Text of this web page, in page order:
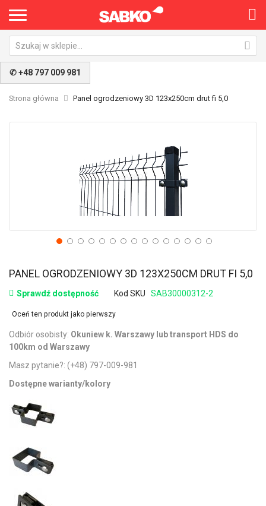
✆ +48 797 009 981
Strona główna Panel ogrodzeniowy 3D 123x250cm drut fi 5,0
PANEL OGRODZENIOWY 3D 123X250CM DRUT FI 5,0
Sprawdź dostępność Kod SKU SAB30000312-2
Oceń ten produkt jako pierwszy
Odbiór osobisty: Okuniew k. Warszawy lub transport HDS do
100km od Warszawy
Masz pytanie?: (+48) 797-009-981
Dostępne warianty/kolory